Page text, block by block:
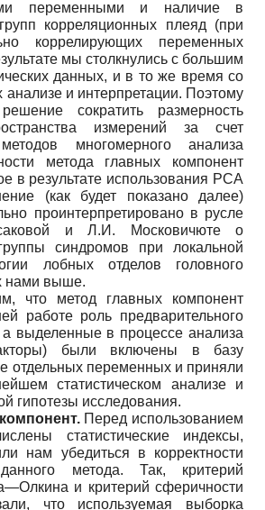
переменными и наличие в
корреляционных плеяд (при
коррелирующих переменных
мы столкнулись с большим
данных, и в то же время со
анализе и интерпретации. Поэтому
сократить размерность
измерений за счет
многомерного анализа
метода главных компонент
в результате использования PCA
(как будет показано далее)
проинтерпретировано в русле
и Л.И. Московичюте о
синдромов при локальной
лобных отделов головного
нами выше.
что метод главных компонент
работе роль предварительного
выделенные в процессе анализа
были включены в базу
отдельных переменных и приняли
статистическом анализе и
гипотезы исследования.
Перед использованием
статистические индексы,
нам убедиться в корректности
метода. Так, критерий
и критерий сферичности
что используемая выборка